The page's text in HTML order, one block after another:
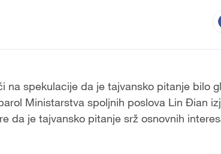
na spekulacije da je tajvansko pitanje bilo
Ministarstva spoljnih poslova Lin Đian
da je tajvansko pitanje srž osnovnih